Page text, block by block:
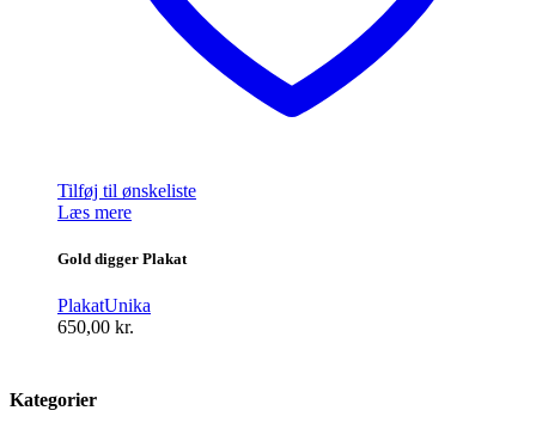
Tilføj til ønskeliste
Læs mere
Gold digger Plakat
PlakatUnika
650,00 kr.
Kategorier